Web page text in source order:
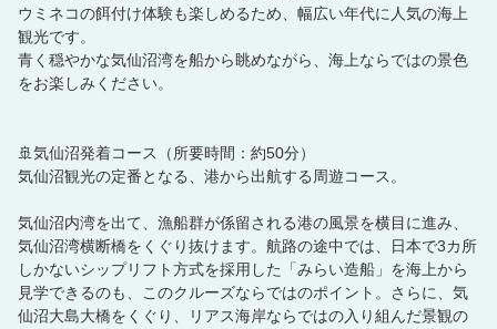
ウミネコの餌付け体験も楽しめるため、幅広い年代に人気の海上
観光です。
青く穏やかな気仙沼湾を船から眺めながら、海上ならではの景色
をお楽しみください。
🚢気仙沼発着コース（所要時間：約50分）
気仙沼観光の定番となる、港から出航する周遊コース。
気仙沼内湾を出て、漁船群が係留される港の風景を横目に進み、
気仙沼湾横断橋をくぐり抜けます。航路の途中では、日本で3カ所
しかないシップリフト方式を採用した「みらい造船」を海上から
見学できるのも、このクルーズならではのポイント。さらに、気
仙沼大島大橋をくぐり、リアス海岸ならではの入り組んだ景観の